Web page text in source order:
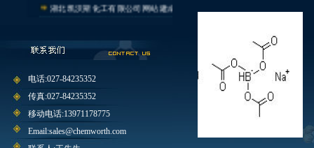
湖北凯沃斯化工有限公司网站建成!
电话:027-84235352
传真:027-84235352
移动电话:13971178775
Email:sales@chemworth.com